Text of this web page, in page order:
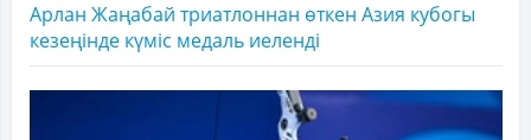
Арлан Жаңабай триатлоннан өткен Азия кубогы
кезеңінде күміс медаль иеленді